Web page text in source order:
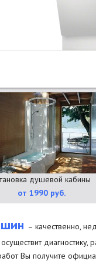
душевой кабины
от 1990 руб.
– качественно,
диагностику,
Вы получите